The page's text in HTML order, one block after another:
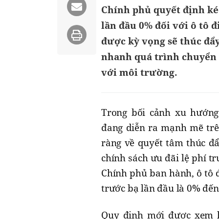
Chính phủ quyết định
lần đầu 0% đối với ô tô
được kỳ vọng sẽ thúc
nhanh quá trình
với môi trường.
Trong bối cảnh xu
đang diễn ra mạnh mẽ
ràng về quyết tâm thúc
chính sách ưu đãi lệ phí
Chính phủ ban hành, ô tô
trước bạ lần đầu là 0%
Quy định mới được